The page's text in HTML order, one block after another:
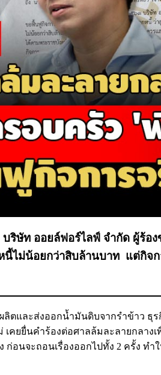
ริษัท ออยล์ฟอร์ไลฟ์ จำกัด ผู้ร้อ
ไม่น้อยกว่าสิบล้านบาท แต่กิจ
ตและส่งออกน้ำมันดิบจากรำข้าว ธุ
เคยยื่นคำร้องต่อศาลล้มละลายกลาง
ก่อนจะถอนเรื่องออกไปทั้ง 2 ครั้ง ทำ